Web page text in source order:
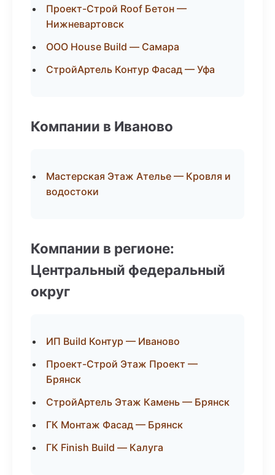
Проект-Строй Roof Бетон —
Нижневартовск
ООО House Build — Самара
СтройАртель Контур Фасад — Уфа
Компании в Иваново
Мастерская Этаж Ателье — Кровля и
водостоки
Компании в регионе:
Центральный федеральный
округ
ИП Build Контур — Иваново
Проект-Строй Этаж Проект —
Брянск
СтройАртель Этаж Камень — Брянск
ГК Монтаж Фасад — Брянск
ГК Finish Build — Калуга